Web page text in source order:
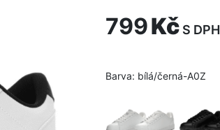
799Kč S DPH
Barva: bílá/černá-A0Z